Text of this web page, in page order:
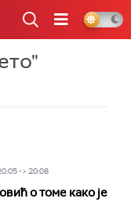
-> 20:08
о томе како је